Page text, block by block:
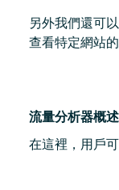
另外我們還可
查看特定網站的
流量分析器概
在這裡，用戶